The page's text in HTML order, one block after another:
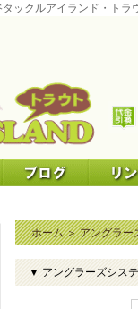
ックルアイランド・トラ
ホーム＞アングラー
▼ アングラーズシス